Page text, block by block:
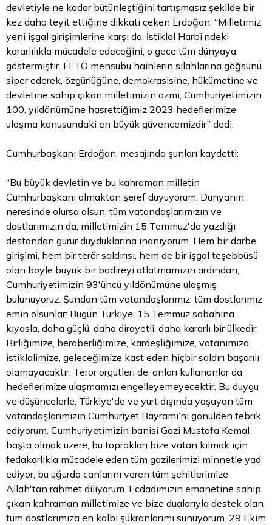
devletiyle ne kadar bütünleştiğini tartışmasız şekilde bir
kez daha teyit ettiğine dikkati çeken Erdoğan, “Milletimiz,
yeni işgal girişimlerine karşı da, İstiklal Harbi’ndeki
kararlılıkla mücadele edeceğini, o gece tüm dünyaya
göstermiştir. FETÖ mensubu hainlerin silahlarına göğsünü
siper ederek, özgürlüğüne, demokrasisine, hükümetine ve
devletine sahip çıkan milletimizin azmi, Cumhuriyetimizin
100. yıldönümüne hasrettiğimiz 2023 hedeflerimize
ulaşma konusundaki en büyük güvencemizdir” dedi.
Cumhurbaşkanı Erdoğan, mesajında şunları kaydetti:
“Bu büyük devletin ve bu kahraman milletin
Cumhurbaşkanı olmaktan şeref duyuyorum. Dünyanın
neresinde olursa olsun, tüm vatandaşlarımızın ve
dostlarımızın da, milletimizin 15 Temmuz'da yazdığı
destandan gurur duyduklarına inanıyorum. Hem bir darbe
girişimi, hem bir terör saldırısı, hem de bir işgal teşebbüsü
olan böyle büyük bir badireyi atlatmamızın ardından,
Cumhuriyetimizin 93'üncü yıldönümüne ulaşmış
bulunuyoruz. Şundan tüm vatandaşlarımız, tüm dostlarımız
emin olsunlar: Bugün Türkiye, 15 Temmuz sabahına
kıyasla, daha güçlü, daha dirayetli, daha kararlı bir ülkedir.
Birliğimize, beraberliğimize, kardeşliğimize, vatanımıza,
istiklalimize, geleceğimize kast eden hiçbir saldırı başarılı
olamayacaktır. Terör örgütleri de, onları kullananlar da,
hedeflerimize ulaşmamızı engelleyemeyecektir. Bu duygu
ve düşüncelerle, Türkiye'de ve yurt dışında yaşayan tüm
vatandaşlarımızın Cumhuriyet Bayramı’nı gönülden tebrik
ediyorum. Cumhuriyetimizin banisi Gazi Mustafa Kemal
başta olmak üzere, bu toprakları bize vatan kılmak için
fedakarlıkla mücadele eden tüm gazilerimizi minnetle yad
ediyor; bu uğurda canlarını veren tüm şehitlerimize
Allah'tan rahmet diliyorum. Ecdadımızın emanetine sahip
çıkan kahraman milletimize ve bize dualarıyla destek olan
tüm dostlarımıza en kalbi şükranlarımı sunuyorum. 29 Ekim